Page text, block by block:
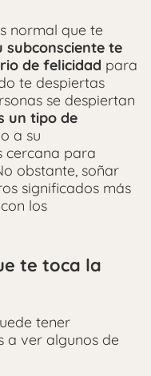
normal que te
subconsciente te
de felicidad para
te despiertas
se despiertan
un tipo de
a su
cercana para
obstante, soñar
significados más
los
te toca la
tener
a ver algunos de